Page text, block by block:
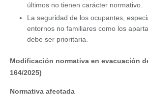
últimos no tienen carácter normativo.
La seguridad de los ocupantes,
entornos no familiares como los
debe ser prioritaria.
Modificación normativa en evacuación
164/2025)
Normativa afectada